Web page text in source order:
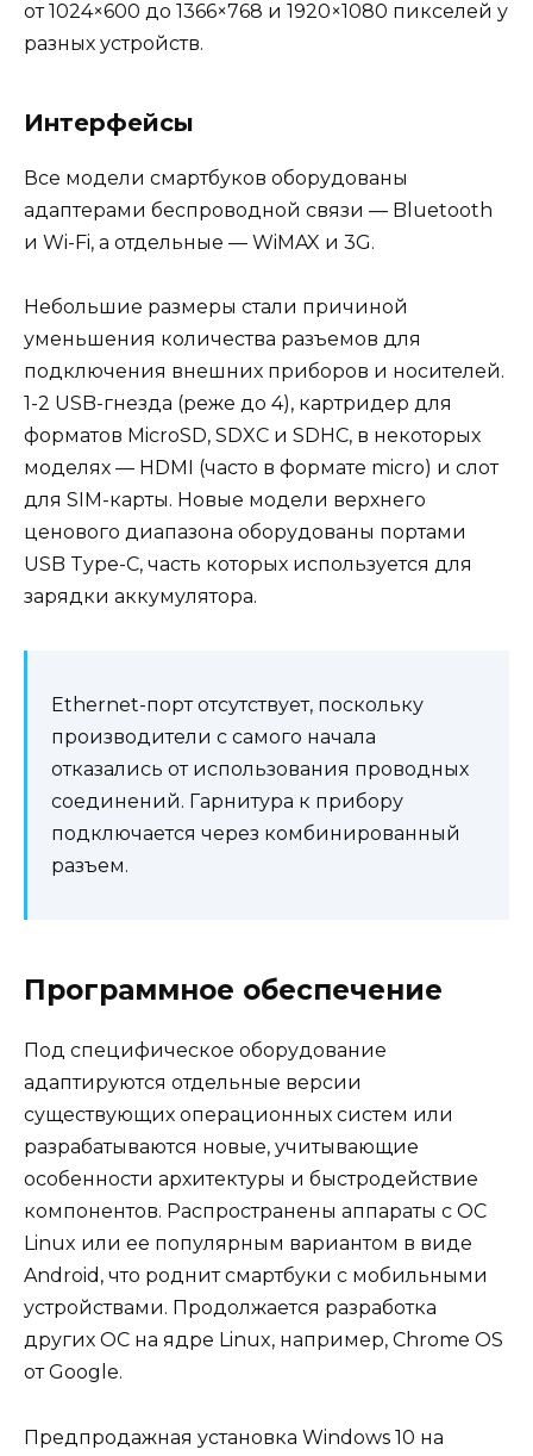
от 1024×600 до 1366×768 и 1920×1080 пикселей у
разных устройств.
Интерфейсы
Все модели смартбуков оборудованы
адаптерами беспроводной связи — Bluetooth
и Wi-Fi, а отдельные — WiMAX и 3G.
Небольшие размеры стали причиной
уменьшения количества разъемов для
подключения внешних приборов и носителей.
1-2 USB-гнезда (реже до 4), картридер для
форматов MicroSD, SDXC и SDHC, в некоторых
моделях — HDMI (часто в формате micro) и слот
для SIM-карты. Новые модели верхнего
ценового диапазона оборудованы портами
USB Type-C, часть которых используется для
зарядки аккумулятора.
Ethernet-порт отсутствует, поскольку
производители с самого начала
отказались от использования проводных
соединений. Гарнитура к прибору
подключается через комбинированный
разъем.
Программное обеспечение
Под специфическое оборудование
адаптируются отдельные версии
существующих операционных систем или
разрабатываются новые, учитывающие
особенности архитектуры и быстродействие
компонентов. Распространены аппараты с ОС
Linux или ее популярным вариантом в виде
Android, что роднит смартбуки с мобильными
устройствами. Продолжается разработка
других ОС на ядре Linux, например, Chrome OS
от Google.
Предпродажная установка Windows 10 на